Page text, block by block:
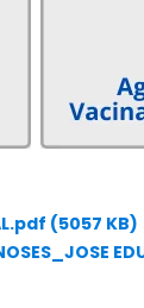
(5057 KB)